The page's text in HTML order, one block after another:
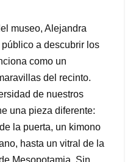
museo, Alejandra
a descubrir los
como un
del recinto.
de nuestros
una pieza diferente:
la puerta, un kimono
hasta un vitral de la